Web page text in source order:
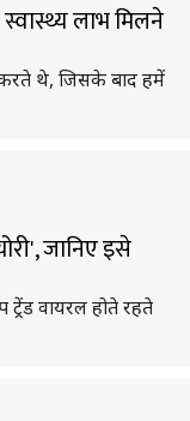
लाभ मिलने
थे, जिसके बाद हमें
जानिए इसे
वायरल होते रहते